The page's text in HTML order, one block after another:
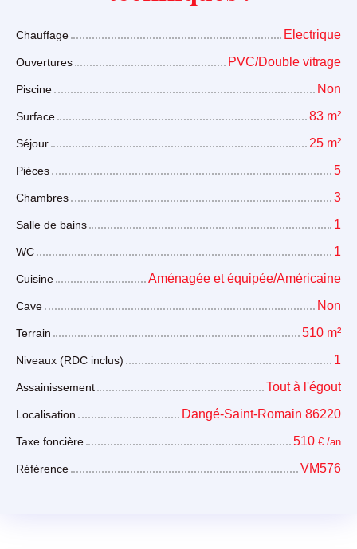
Chauffage Electrique
Ouvertures PVC/Double vitrage
Piscine Non
Surface 83 m²
Séjour 25 m²
Pièces 5
Chambres 3
Salle de bains 1
WC 1
Cuisine Aménagée et équipée/Américaine
Cave Non
Terrain 510 m²
Niveaux (RDC inclus) 1
Assainissement Tout à l'égout
Localisation Dangé-Saint-Romain 86220
Taxe foncière 510 € /an
Référence VM576